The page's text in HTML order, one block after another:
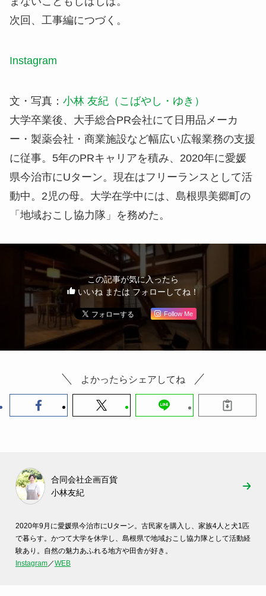
次回、工事編につづく。
Instagram
文・写真： 小林 友紀（こばやし・ゆき）
大学卒業後、大手総合PR会社にて日用品メーカ
ー・製薬会社・商業施設など幅広い広報業務の支援
に従事。5年のPRキャリアを積み、2020年に愛媛
県今治市にUターン。現在はフリーランスとして活
動中。2児の母。大学在学中には、島根県美郷町の
「地域おこし協力隊」を務めた。
この記事が気に入ったら
いいね または フォローしてね！
Follow Me
よかったらシェアしてね
合同会社企画百貨
小林友紀
2020年9月に愛媛県今治市にUターン。古民家を購入し、家族4人と犬1匹
で暮らす。かつて大学を休学し、島根県で地域おこし協力隊として活動経
験あり。自然の魅力あふれる地方や田舎が好き。
Instagram／WEB